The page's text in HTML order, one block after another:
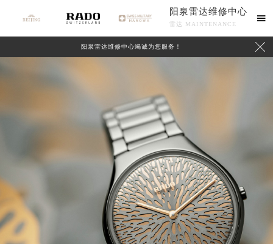
阳泉雷达维修中心
雷达 MAINTENANCE

阳泉雷达维修中心竭诚为您服务！ 
联系我们